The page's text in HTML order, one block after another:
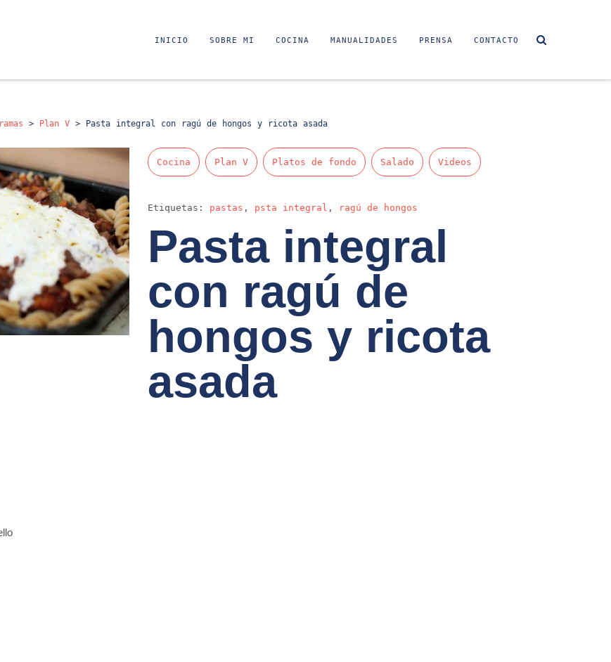
INICIO SOBRE MI COCINA MANUALIDADES PRENSA CONTACTO
> Plan V > Pasta integral con ragú de hongos y ricota asada
Cocina Plan V Platos de fondo Salado Videos
Etiquetas: pastas , psta integral , ragú de hongos
Pasta integral
con ragú de
hongos y ricota
asada